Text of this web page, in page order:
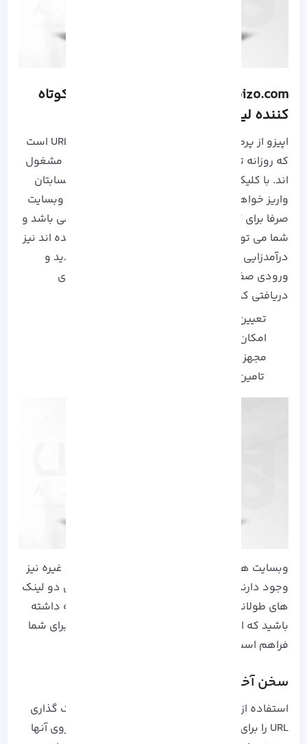
Opizo.com، از محبوب ترین سایت های کوتاه
کننده لینک
اپیزو از پرطرفدار ترین وبسایت های کوتاه کننده URL است
که روزانه تعداد زیادی از افراد در آن به درآمدزایی مشغول
اند. با کلیک از لینک و نمایش تبلیغات مبلغی به حسابتان
واریز خواهد شد. البته توجه داشته باشید که این وبسایت
صرفا برای کسب درآمد با ایجاد لینک های کوتاه نمی باشد و
شما می توانید با لینک های کوتاهی که ساخته شده اند نیز
درآمدزایی کنید. با اشتراک گذاری این لینک ها بازدید و
ورودی صفحات خود را افزایش داده و با کلیک های
دریافتی کسب درآمد کنید. از مزایای این وبسایت:
تعیین تاریخ انقضا برای لینک ها
امکان سفارش سازی لینک
مجهز به پلاگین در وردپرس
تامین کننده امنیت کاربران
وبسایت های ایرانی دیگر مانند B2n، وان دا، زایا و غیره نیز
وجود دارند که شما می توانید طبق روند کاری این دو لینک
های طولانی خود را کوتاه تر و جذاب تر کنید. توجه داشته
باشید که امکان درآمدزایی از این وبسایت ها نیز برای شما
فراهم است.
سخن آخر
استفاده از لینک های بلند و طولانی، امکان اشتراک گذاری
URL را برای کاربران سخت کرده و شانس کلیک بر روی آنها